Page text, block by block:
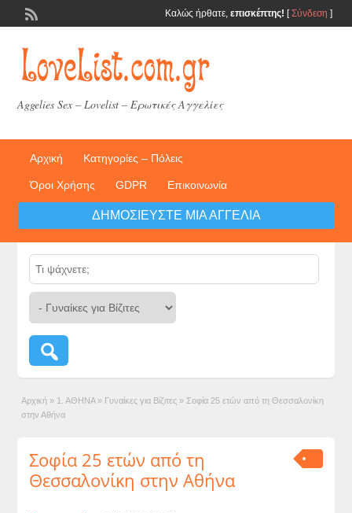
Καλώς ήρθατε, επισκέπτης! [Σύνδεση ]
Aggelies Sex – Lovelist – Ερωτικές Αγγελίες
Αρχική Κατηγορίες – Πόλεις
Όροι Χρήσης GDPR Επικοινωνία
ΔΗΜΟΣΙΕΎΣΤΕ ΜΙΑ ΑΓΓΕΛΊΑ
Αρχική » 1. ΑΘΗΝΑ » Γυναίκες για Βίζιτες » Σοφία 25 ετών από τη Θεσσαλονίκη
στην Αθήνα
Σοφία 25 ετών από τη
Θεσσαλονίκη στην Αθήνα